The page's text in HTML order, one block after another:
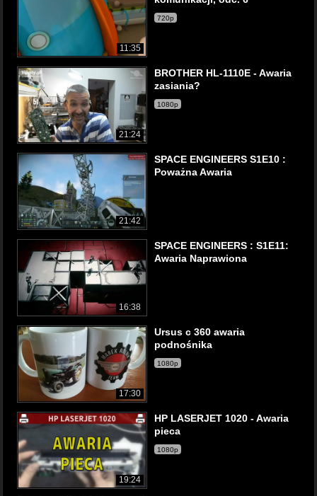
11:35
720p
21:24
BROTHER HL-1110E - Awaria
zasiania?
1080p
21:42
SPACE ENGINEERS S1E10 :
Poważna Awaria
16:38
SPACE ENGINEERS : S1E11:
Awaria Naprawiona
17:30
Ursus c 360 awaria
podnośnika
1080p
19:24
HP LASERJET 1020 - Awaria
pieca
1080p